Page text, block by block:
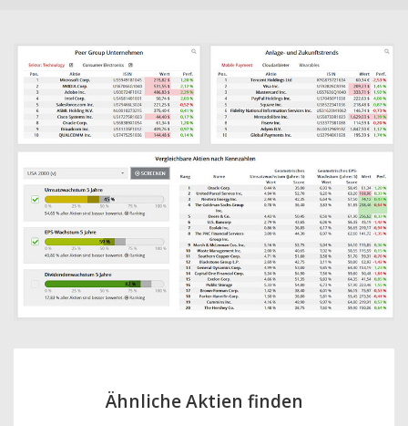
Ähnliche Aktien finden